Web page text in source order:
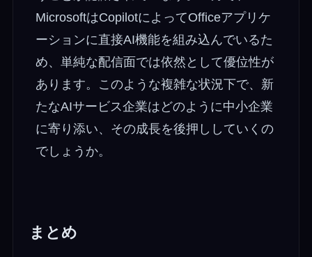
MicrosoftはCopilotによってOfficeアプリケ
ーションに直接AI機能を組み込んでいるた
め、単純な配信面では依然として優位性が
あります。このような複雑な状況下で、新
たなAIサービス企業はどのように中小企業
に寄り添い、その成長を後押ししていくの
でしょうか。
まとめ